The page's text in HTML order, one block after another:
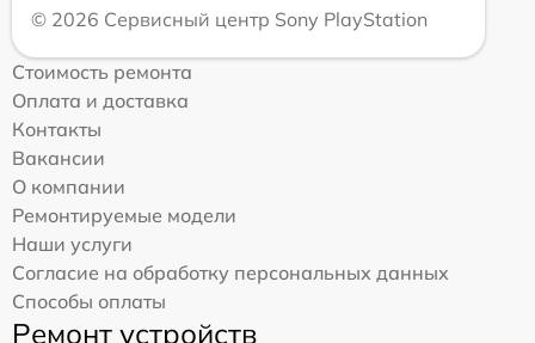
© 2026 Сервисный центр Sony PlayStation
Стоимость ремонта
Оплата и доставка
Контакты
Вакансии
О компании
Ремонтируемые модели
Наши услуги
Согласие на обработку персональных данных
Способы оплаты
Ремонт устройств